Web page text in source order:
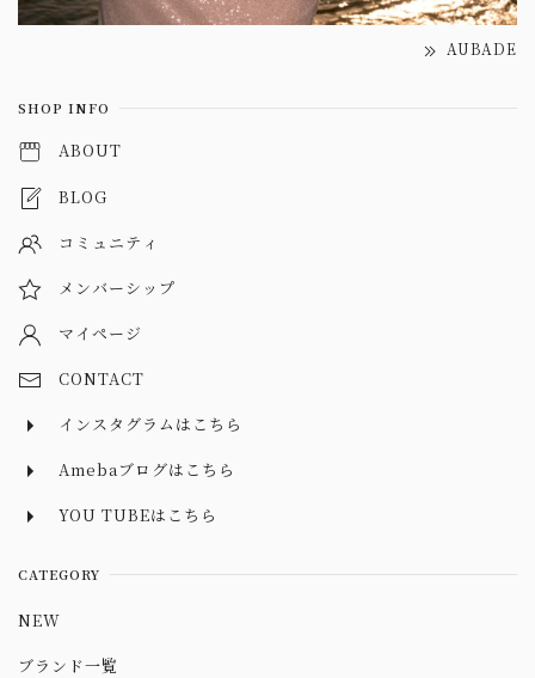
AUBADE
SHOP INFO
ABOUT
BLOG
コミュニティ
メンバーシップ
マイページ
CONTACT
インスタグラムはこちら
Amebaブログはこちら
YOU TUBEはこちら
CATEGORY
NEW
ブランド一覧